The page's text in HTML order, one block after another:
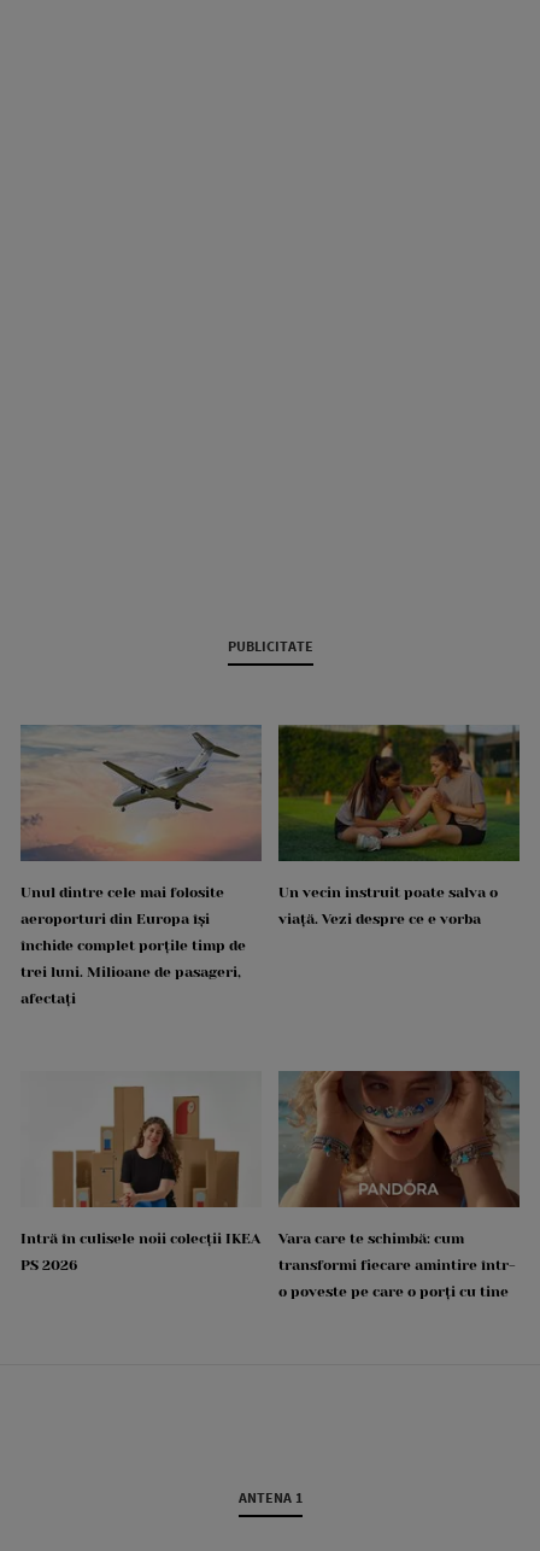
PUBLICITATE
Unul dintre cele mai folosite
aeroporturi din Europa își
închide complet porțile timp de
trei luni. Milioane de pasageri,
afectați
Un vecin instruit poate salva o
viață. Vezi despre ce e vorba
Intră în culisele noii colecții IKEA
PS 2026
Vara care te schimbă: cum
transformi fiecare amintire într-
o poveste pe care o porți cu tine
ANTENA 1